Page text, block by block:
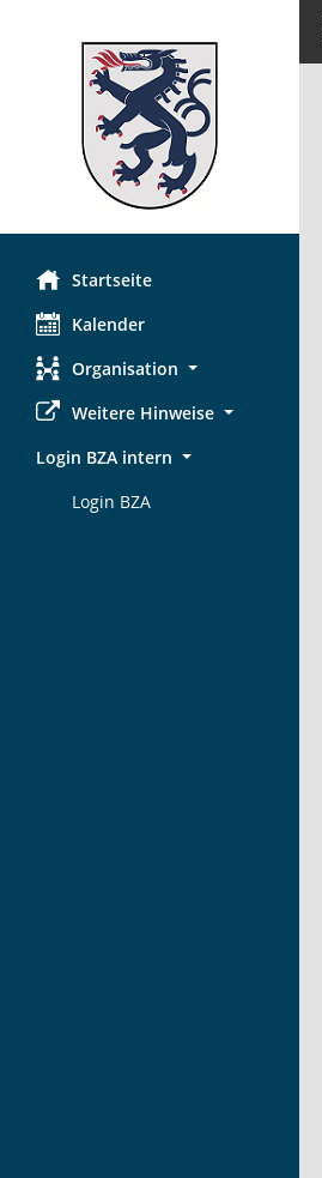
Startseite
Kalender
Organisation
Weitere Hinweise
Login BZA intern
Login BZA